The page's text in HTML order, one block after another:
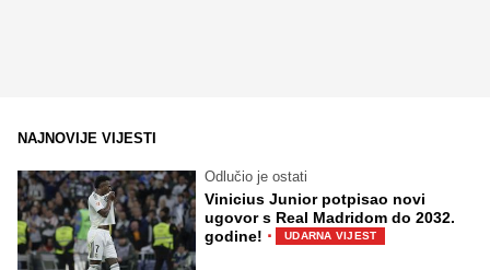
NAJNOVIJE VIJESTI
Odlučio je ostati
Vinicius Junior potpisao novi
ugovor s Real Madridom do 2032.
godine! · UDARNA VIJEST